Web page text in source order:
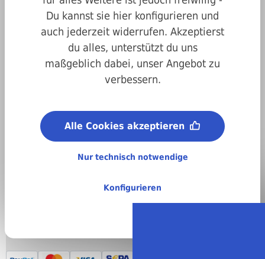
Hersteller:
WEICON
4-6 Arbeitstage
Du kannst sie hier konfigurieren und
auch jederzeit widerrufen. Akzeptierst
du alles, unterstützt du uns
maßgeblich dabei, unser Angebot zu
verbessern.
Alle Cookies akzeptieren
Nur technisch notwendige
Konfigurieren